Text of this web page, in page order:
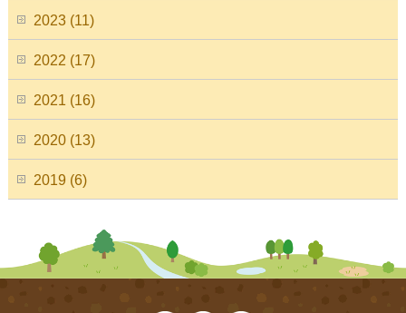
2023 (11)
2022 (17)
2021 (16)
2020 (13)
2019 (6)